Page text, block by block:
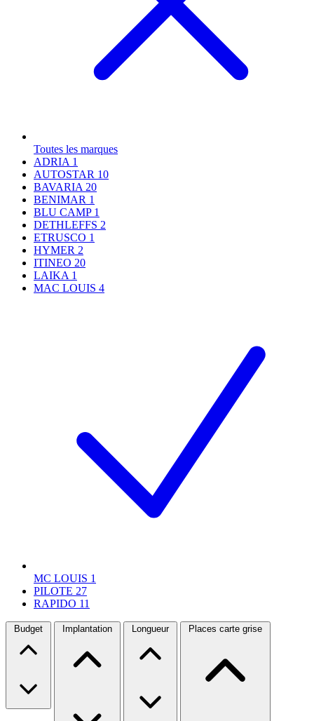
Toutes les marques
ADRIA 1
AUTOSTAR 10
BAVARIA 20
BENIMAR 1
BLU CAMP 1
DETHLEFFS 2
ETRUSCO 1
HYMER 2
ITINEO 20
LAIKA 1
MAC LOUIS 4
MC LOUIS 1
PILOTE 27
RAPIDO 11
Budget Implantation Longueur Places carte grise